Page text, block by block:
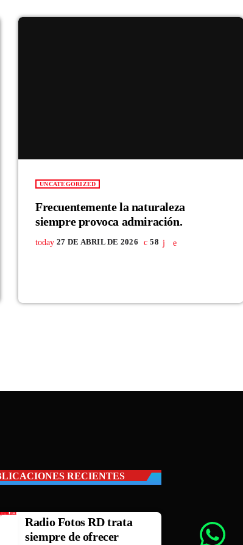
UNCATEGORIZED
Frecuentemente la naturaleza
siempre provoca admiración.
today 27 DE ABRIL DE 2026 58
RECIENTES
Radio Fotos RD trata
siempre de ofrecer